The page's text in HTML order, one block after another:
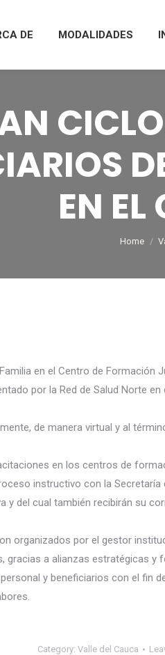
DE MODALIDADES
EN EL
You are
Home
en el Centro de
por la Red de Salud Norte
de manera virtual y al
en los centros de
instructivo con la Secretaría
y del cual también recibirán su
organizados por el gestor
gracias a alianzas estratégicas
y beneficiarios con el fin
Category: Valle del Cauca